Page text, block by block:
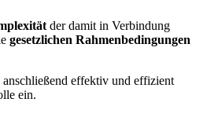
der damit in Verbindung
gesetzlichen Rahmenbedingungen
anschließend effektiv und effizient
ein.